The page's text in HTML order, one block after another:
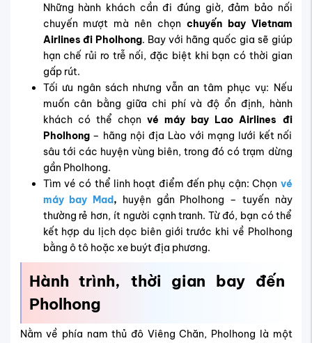
Những hành khách cần đi đúng giờ, đảm bảo nối
chuyến mượt mà nên chọn chuyến bay Vietnam
Airlines đi Pholhong. Bay với hãng quốc gia sẽ giúp
hạn chế rủi ro trễ nối, đặc biệt khi bạn có thời gian
gấp rút.
Tối ưu ngân sách nhưng vẫn an tâm phục vụ: Nếu
muốn cân bằng giữa chi phí và độ ổn định, hành
khách có thể chọn vé máy bay Lao Airlines đi
Pholhong– hãng nội địa Lào với mạng lưới kết nối
sâu tới các huyện vùng biên, trong đó có trạm dừng
gần Pholhong.
Tìm vé có thể linh hoạt điểm đến phụ cận: Chọn vé
máy bay Mad, huyện gần Pholhong – tuyến này
thường rẻ hơn, ít người cạnh tranh. Từ đó, bạn có thể
kết hợp du lịch dọc biên giới trước khi về Pholhong
bằng ô tô hoặc xe buýt địa phương.
Hành trình, thời gian bay đến
Pholhong
Nằm về phía nam thủ đô Viêng Chăn, Pholhong là một